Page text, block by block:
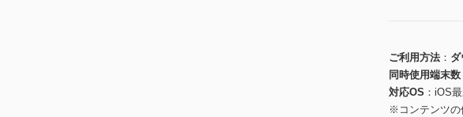
ご利用方法
ダ
同時使用端末数
対応OS
iOS
※コンテンツの